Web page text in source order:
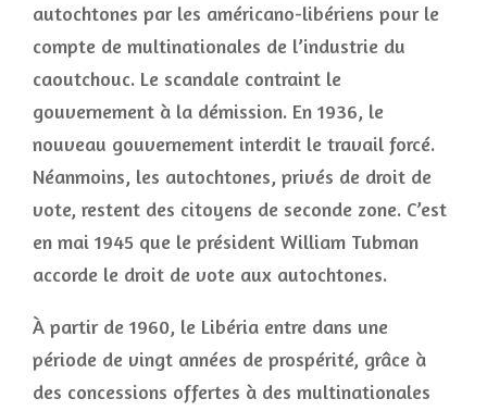
autochtones par les américano-libériens pour le
compte de multinationales de l’industrie du
caoutchouc. Le scandale contraint le
gouvernement à la démission. En 1936, le
nouveau gouvernement interdit le travail forcé.
Néanmoins, les autochtones, privés de droit de
vote, restent des citoyens de seconde zone. C’est
en mai 1945 que le président William Tubman
accorde le droit de vote aux autochtones.
À partir de 1960, le Libéria entre dans une
période de vingt années de prospérité, grâce à
des concessions offertes à des multinationales